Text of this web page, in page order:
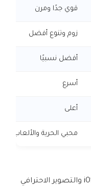
قوي جدًا ومرن
زوم وتنوع أفضل
أفضل نسبيًا
أسرع
أعلى
محبي الحرية والألعاب
اختَر iPhone 17 إذا كنت تفضل نظام iOS والتصوير الاحترافي